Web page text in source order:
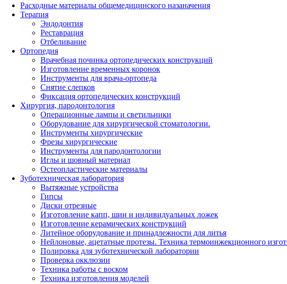
Расходные материалы общемедицинского назаначения
Терапия
Эндодонтия
Реставрация
Отбеливание
Ортопедия
Врачебная починка ортопедических конструкций
Изготовление временных коронок
Инструменты для врача-ортопеда
Снятие слепков
Фиксация ортопедических конструкций
Хирургия, пародонтология
Операционные лампы и светильники
Оборудование для хирургической стоматологии.
Инструменты хирургические
Фрезы хирургические
Инструменты для пародонтологии
Иглы и шовный материал
Остеопластические материалы
Зуботехническая лаборатория
Вытяжные устройства
Гипсы
Диски отрезные
Изготовление капп, шин и индивидуальных ложек
Изготовление керамических конструкций
Литейное оборудование и принадлежности для литья
Нейлоновые, ацетатные протезы. Техника термоинжекционного
Полировка для зуботехнической лаборатории
Проверка окклюзии
Техника работы с воском
Техника изготовления моделей